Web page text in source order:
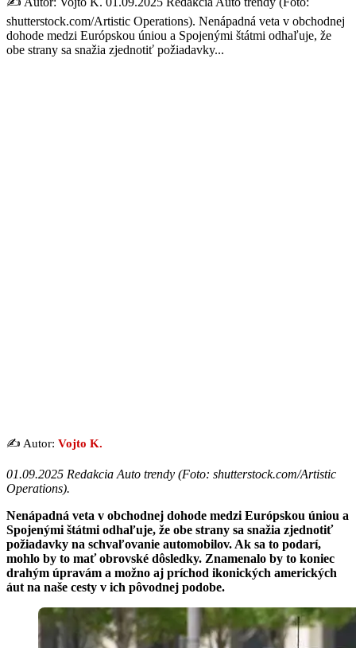
shutterstock.com/Artistic Operations). Nenápadná veta v obchodnej
dohode medzi Európskou úniou a Spojenými štátmi odhaľuje, že
obe strany sa snažia zjednotiť požiadavky...
✍️ Autor: Vojto K.
01.09.2025 Redakcia Auto trendy (Foto: shutterstock.com/Artistic
Operations).
Nenápadná veta v obchodnej dohode medzi Európskou úniou a
Spojenými štátmi odhaľuje, že obe strany sa snažia zjednotiť
požiadavky na schvaľovanie automobilov. Ak sa to podarí,
mohlo by to mať obrovské dôsledky. Znamenalo by to koniec
drahým úpravám a možno aj príchod ikonických amerických
áut na naše cesty v ich pôvodnej podobe.